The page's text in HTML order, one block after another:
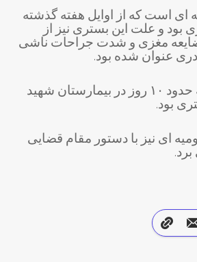
ای است که از اوایل هفته گذشته
بود و علت این بستری نیز از
مغزی و شدت جراحات ناشی
عنوان شده بود.
این دختر چهارساله حدود ۱۰ روز در بیمارستان شهید
بود.
ای نیز با دستور مقام قضایی